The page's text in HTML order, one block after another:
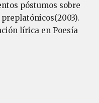
póstumos sobre
lírica en Poesía